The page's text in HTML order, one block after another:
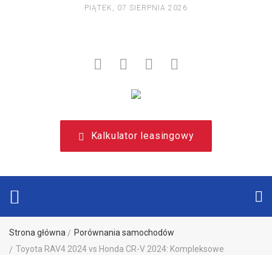
PIĄTEK, 07 SIERPNIA 2026
Kalkulator leasingowy
Strona główna
Porównania samochodów
Toyota RAV4 2024 vs Honda CR-V 2024: Kompleksowe